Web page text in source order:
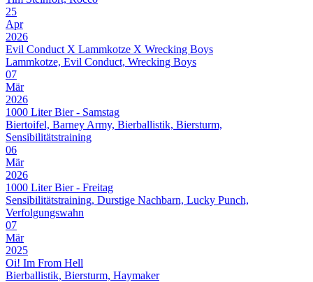
25
Apr
2026
Evil Conduct X Lammkotze X Wrecking Boys
Lammkotze, Evil Conduct, Wrecking Boys
07
Mär
2026
1000 Liter Bier - Samstag
Biertoifel, Barney Army, Bierballistik, Biersturm,
Sensibilitätstraining
06
Mär
2026
1000 Liter Bier - Freitag
Sensibilitätstraining, Durstige Nachbarn, Lucky Punch,
Verfolgungswahn
07
Mär
2025
Oi! Im From Hell
Bierballistik, Biersturm, Haymaker